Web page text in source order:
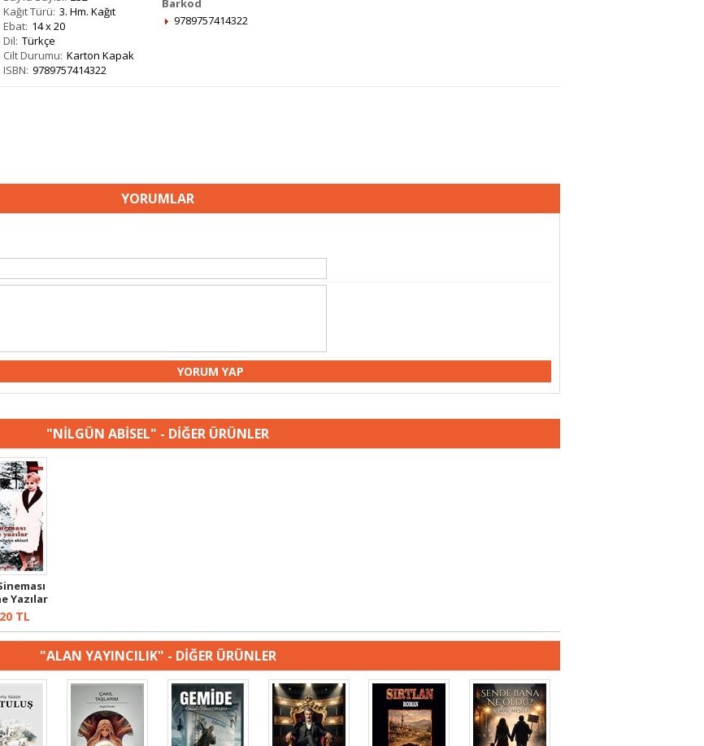
Kağıt Türü: 3. Hm. Kağıt
Ebat: 14 x 20
Dil: Türkçe
Cilt Durumu: Karton Kapak
ISBN: 9789757414322
Barkod
9789757414322
YORUMLAR
"NİLGÜN ABİSEL" - DİĞER ÜRÜNLER
Yazılar
TL
"ALAN YAYINCILIK" - DİĞER ÜRÜNLER